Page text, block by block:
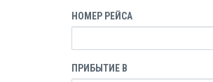
НОМЕР РЕЙСА
ПРИБЫТИЕ В